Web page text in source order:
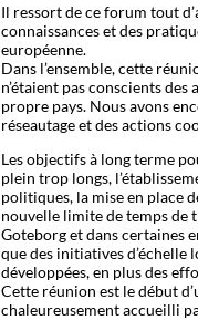
Il ressort de ce forum tout
connaissances et des
européenne.
Dans l’ensemble, cette
n’étaient pas conscients
propre pays. Nous avons
réseautage et des actions
Les objectifs à long terme
plein trop longs,
politiques, la mise en place
nouvelle limite de temps de
Goteborg et dans certaines
que des initiatives d’échelle
développées, en plus des
Cette réunion est le début
chaleureusement accueilli